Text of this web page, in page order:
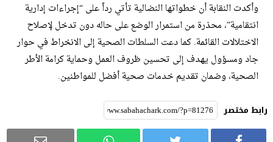
وأكدت النقابة أن خطواتها النضالية تأتي رداً على “إجراءات إدارية
انتقامية”، محذرة من استمرار الوضع على حاله دون تدخل لإصلاح
الاختلالات القائمة. كما دعت السلطات الصحية إلى الانخراط في حوار
جاد ومسؤول يهدف إلى تحسين ظروف العمل وحماية كرامة الأطر
الصحية، وضمان تقديم خدمات صحية أفضل للمواطنين.
رابط مختصر